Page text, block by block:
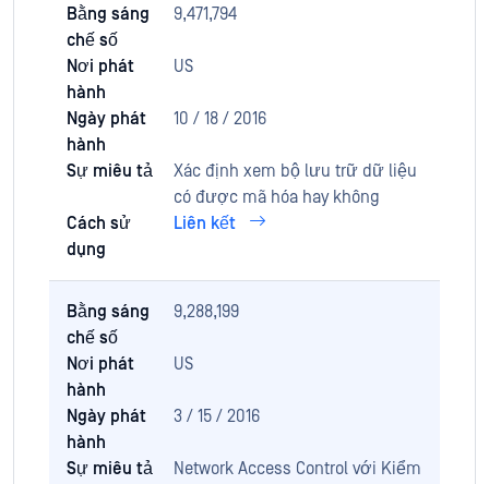
Bằng sáng
chế số
9,471,794
Nơi phát
hành
US
Ngày phát
hành
10 / 18 / 2016
Sự miêu tả
Xác định xem bộ lưu trữ dữ liệu
có được mã hóa hay không
Cách sử
dụng
Liên kết
Bằng sáng
chế số
9,288,199
Nơi phát
hành
US
Ngày phát
hành
3 / 15 / 2016
Sự miêu tả
Network Access Control với Kiểm